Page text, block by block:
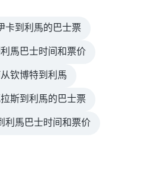
卡到利馬的巴士票
馬巴士时间和票价
钦博特到利馬
斯到利馬的巴士票
利馬巴士时间和票价